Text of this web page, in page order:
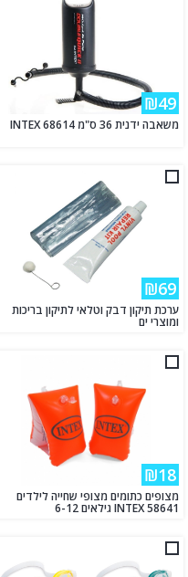
₪49
משאבה ידנית 36 ס"מ INTEX 68614
₪69
ערכת תיקון דבק וטלאי לתיקון בריכות
ומוצרי ים
₪18
מצופים כתומים מצופי שחייה לילדים
INTEX 58641 גילאים 6-12